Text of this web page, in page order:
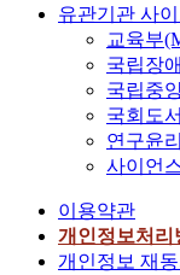
유관기관 사
교육부
국립장
국립중
국회도
연구윤
사이언
이용약관
개인정보처리
개인정보 재동